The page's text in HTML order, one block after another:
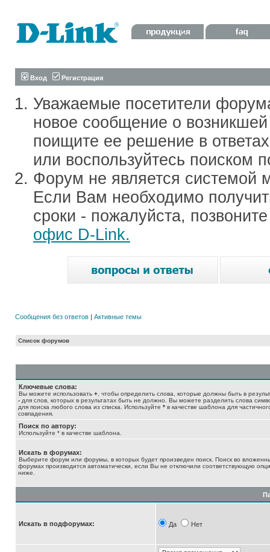
Вход Регистрация
Уважаемые посетители
новое сообщение о
поищите ее решение в
или воспользуйтесь поиском
Форум не является системой
Если Вам необходимо
сроки - пожалуйста,
офис D-Link.
Сообщения без ответов | Активные темы
Список форумов
Ключевые слова:
Вы можете использовать + , чтобы определить слова, которые должны быть в
- для слов, которых в результатах быть не должно. Вы можете разделить слова
для поиска любого слова из списка. Используйте * в качестве шаблона для
совпадения.
Поиск по автору:
Используйте * в качестве шаблона.
Искать в форумах:
Выберите форум или форумы, в которых будет произведен поиск. Поиск во
форумах производится автоматически, если Вы не отключили соответствующую
ниже.
Искать в подфорумах: Да Нет